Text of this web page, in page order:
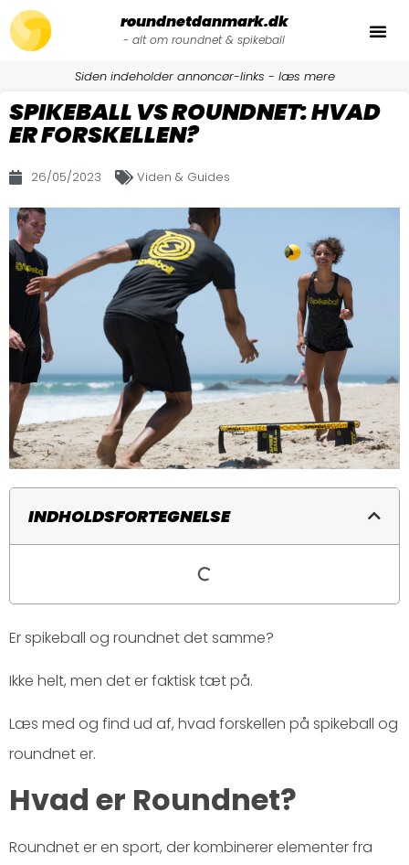
roundnetdanmark.dk
- alt om roundnet & spikeball
Siden indeholder annoncør-links - læs mere
SPIKEBALL VS ROUNDNET: HVAD
ER FORSKELLEN?
26/05/2023 Viden & Guides
INDHOLDSFORTEGNELSE
Er spikeball og roundnet det samme?
Ikke helt, men det er faktisk tæt på.
Læs med og find ud af, hvad forskellen på spikeball og
roundnet er.
Hvad er Roundnet?
Roundnet er en sport, der kombinerer elementer fra